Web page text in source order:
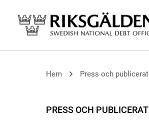
Hem Press och publicerat
PRESS OCH PUBLICERAT